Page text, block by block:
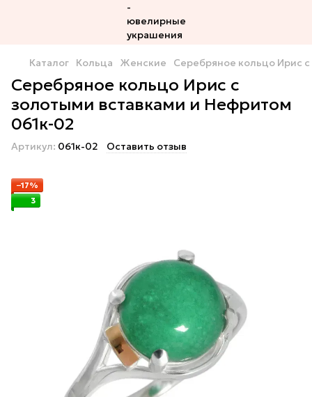
Каталог Кольца Женские Серебряное кольцо Ирис
Серебряное кольцо Ирис с
золотыми вставками и Нефритом
061к-02
Артикул: 061к-02 Оставить отзыв
−17%
3